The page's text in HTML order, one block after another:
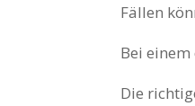
Fällen
Bei
Die